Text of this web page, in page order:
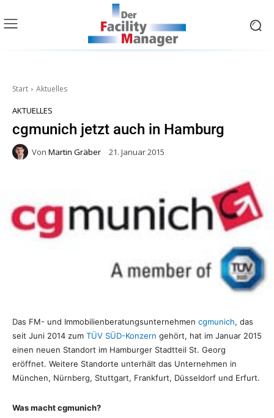
Start Aktuelles
AKTUELLES
cgmunich jetzt auch in Hamburg
Von Martin Gräber 21. Januar 2015
Das FM- und Immobilienberatungsunternehmen cgmunich, das
seit Juni 2014 zum TÜV SÜD-Konzern gehört, hat im Januar 2015
einen neuen Standort im Hamburger Stadtteil St. Georg
eröffnet. Weitere Standorte unterhält das Unternehmen in
München, Nürnberg, Stuttgart, Frankfurt, Düsseldorf und Erfurt.
Was macht cgmunich?